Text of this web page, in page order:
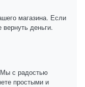
магазина. Если
деньги.
Мы с радостью
простыми и